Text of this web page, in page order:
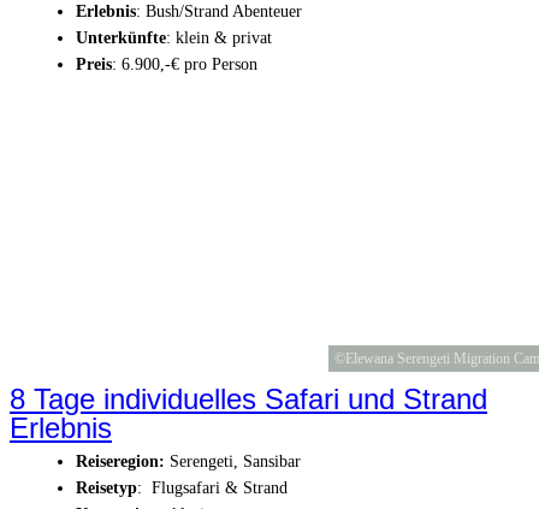
Erlebnis: Bush/Strand Abenteuer
Unterkünfte: klein & privat
Preis: 6.900,-€ pro Person
©Elewana Serengeti Migration
8 Tage individuelles Safari und Strand
Erlebnis
Reiseregion: Serengeti, Sansibar
Reisetyp: Flugsafari & Strand